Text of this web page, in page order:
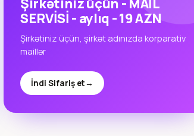
Şirkətiniz üçün - MAİL
SERVİSİ - aylıq - 19 AZN
Şirkətiniz üçün, şirkət adınızda korparativ
maillər
İndi Sifariş et→